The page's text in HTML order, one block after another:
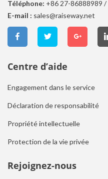
Téléphone: +86 27-86888989 /
E-mail : sales@raiseway.net
Centre d’aide
Engagement dans le service
Déclaration de responsabilité
Propriété intellectuelle
Protection de la vie privée
Rejoignez-nous